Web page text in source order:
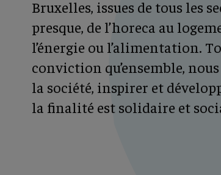
Bruxelles, issues de tous les
presque, de l’horeca au
l’énergie ou l’alimentation.
conviction qu’ensemble,
la société, inspirer et
la finalité est solidaire et